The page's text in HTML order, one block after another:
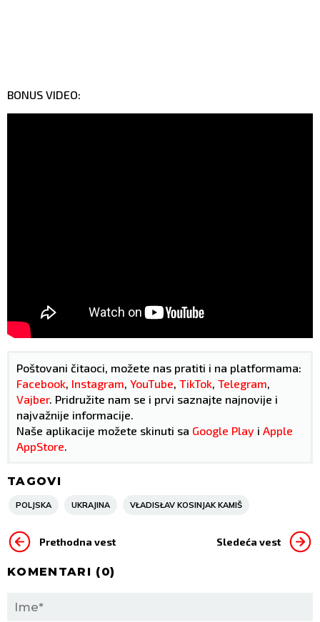
BONUS VIDEO:
Poštovani čitaoci, možete nas pratiti i na platformama:
Facebook, Instagram, YouTube, TikTok, Telegram,
Vajber. Pridružite nam se i prvi saznajte najnovije i
najvažnije informacije.
Naše aplikacije možete skinuti sa Google Play i Apple
AppStore.
TAGOVI
POLJSKA UKRAJINA VŁADISŁAV KOSINJAK KAMIŠ
Prethodna vest Sledeća vest
KOMENTARI (0)